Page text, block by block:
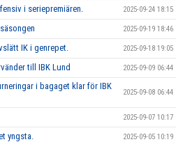
i seriepremiären. 2025-09-24 18:15
2025-09-19 18:46
IK i genrepet. 2025-09-18 19:05
till IBK Lund 2025-09-09 06:44
i bagaget klar för IBK
2025-09-08 06:44
2025-09-07 10:17
yngsta. 2025-09-05 10:19